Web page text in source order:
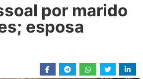
por marido
esposa